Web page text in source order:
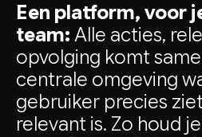
Een platform, voor
team: Alle acties,
opvolging komt
centrale omgeving
gebruiker precies
relevant is. Zo houd